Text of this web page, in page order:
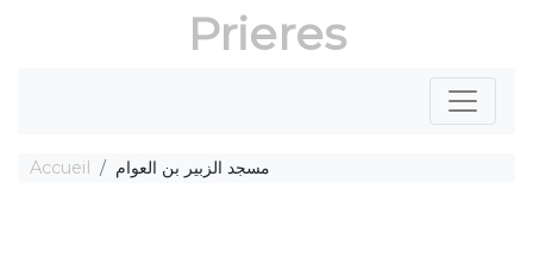
Prieres
Accueil مسجد الزبير بن العوام